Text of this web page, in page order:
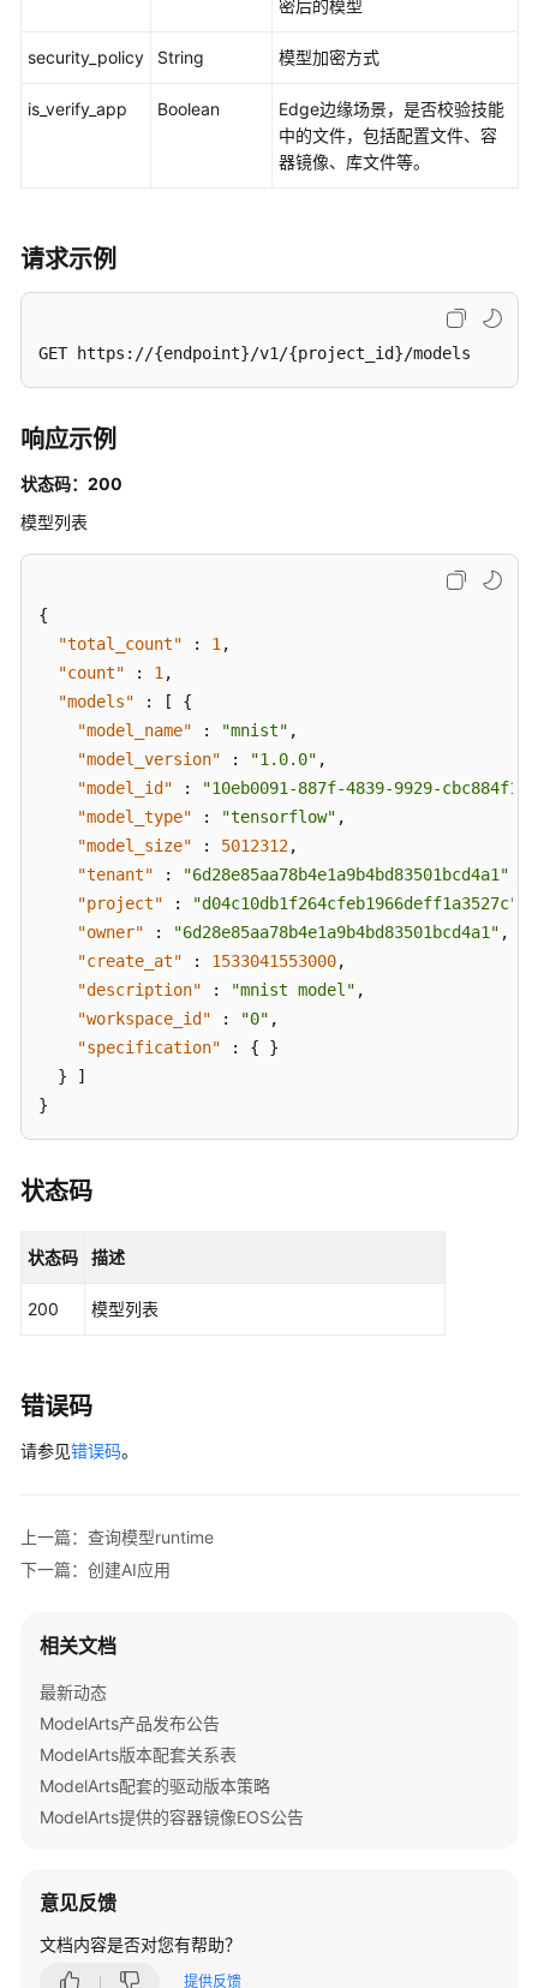
密后的模型
security_policy String 模型加密方式
is_verify_app Boolean
Edge边缘场景，是否校验技能
中的文件，包括配置文件、容
器镜像、库文件等。
请求示例
GET https://{endpoint}/v1/{project_id}/models
响应示例
状态码：200
模型列表
{
"total_count"
: 1 ,
"count"
: 1 ,
"models"
: [
{
"model_name"
: "mnist" ,
"model_version"
: "1.0.0" ,
"model_id"
:
"10eb0091-887f-4839-9929-
"model_type"
: "tensorflow" ,
"model_size"
: 5012312,
"tenant"
: "6d28e85aa78b4e1a9b4bd83501bcd4a1"
"project"
: "d04c10db1f264cfeb1966deff1a3527c"
"owner"
: "6d28e85aa78b4e1a9b4bd83501bcd4a1" ,
"create_at"
: 1533041553000,
"description"
: "mnist model" ,
"workspace_id"
: "0" ,
"specification"
: {
}
}
]
}
状态码
状态码 描述
200 模型列表
错误码
请参见错误码。
上一篇：查询模型runtime
下一篇：创建AI应用
相关文档
最新动态
ModelArts产品发布公告
ModelArts版本配套关系表
ModelArts配套的驱动版本策略
ModelArts提供的容器镜像EOS公告
意见反馈
文档内容是否对您有帮助？
提供反馈